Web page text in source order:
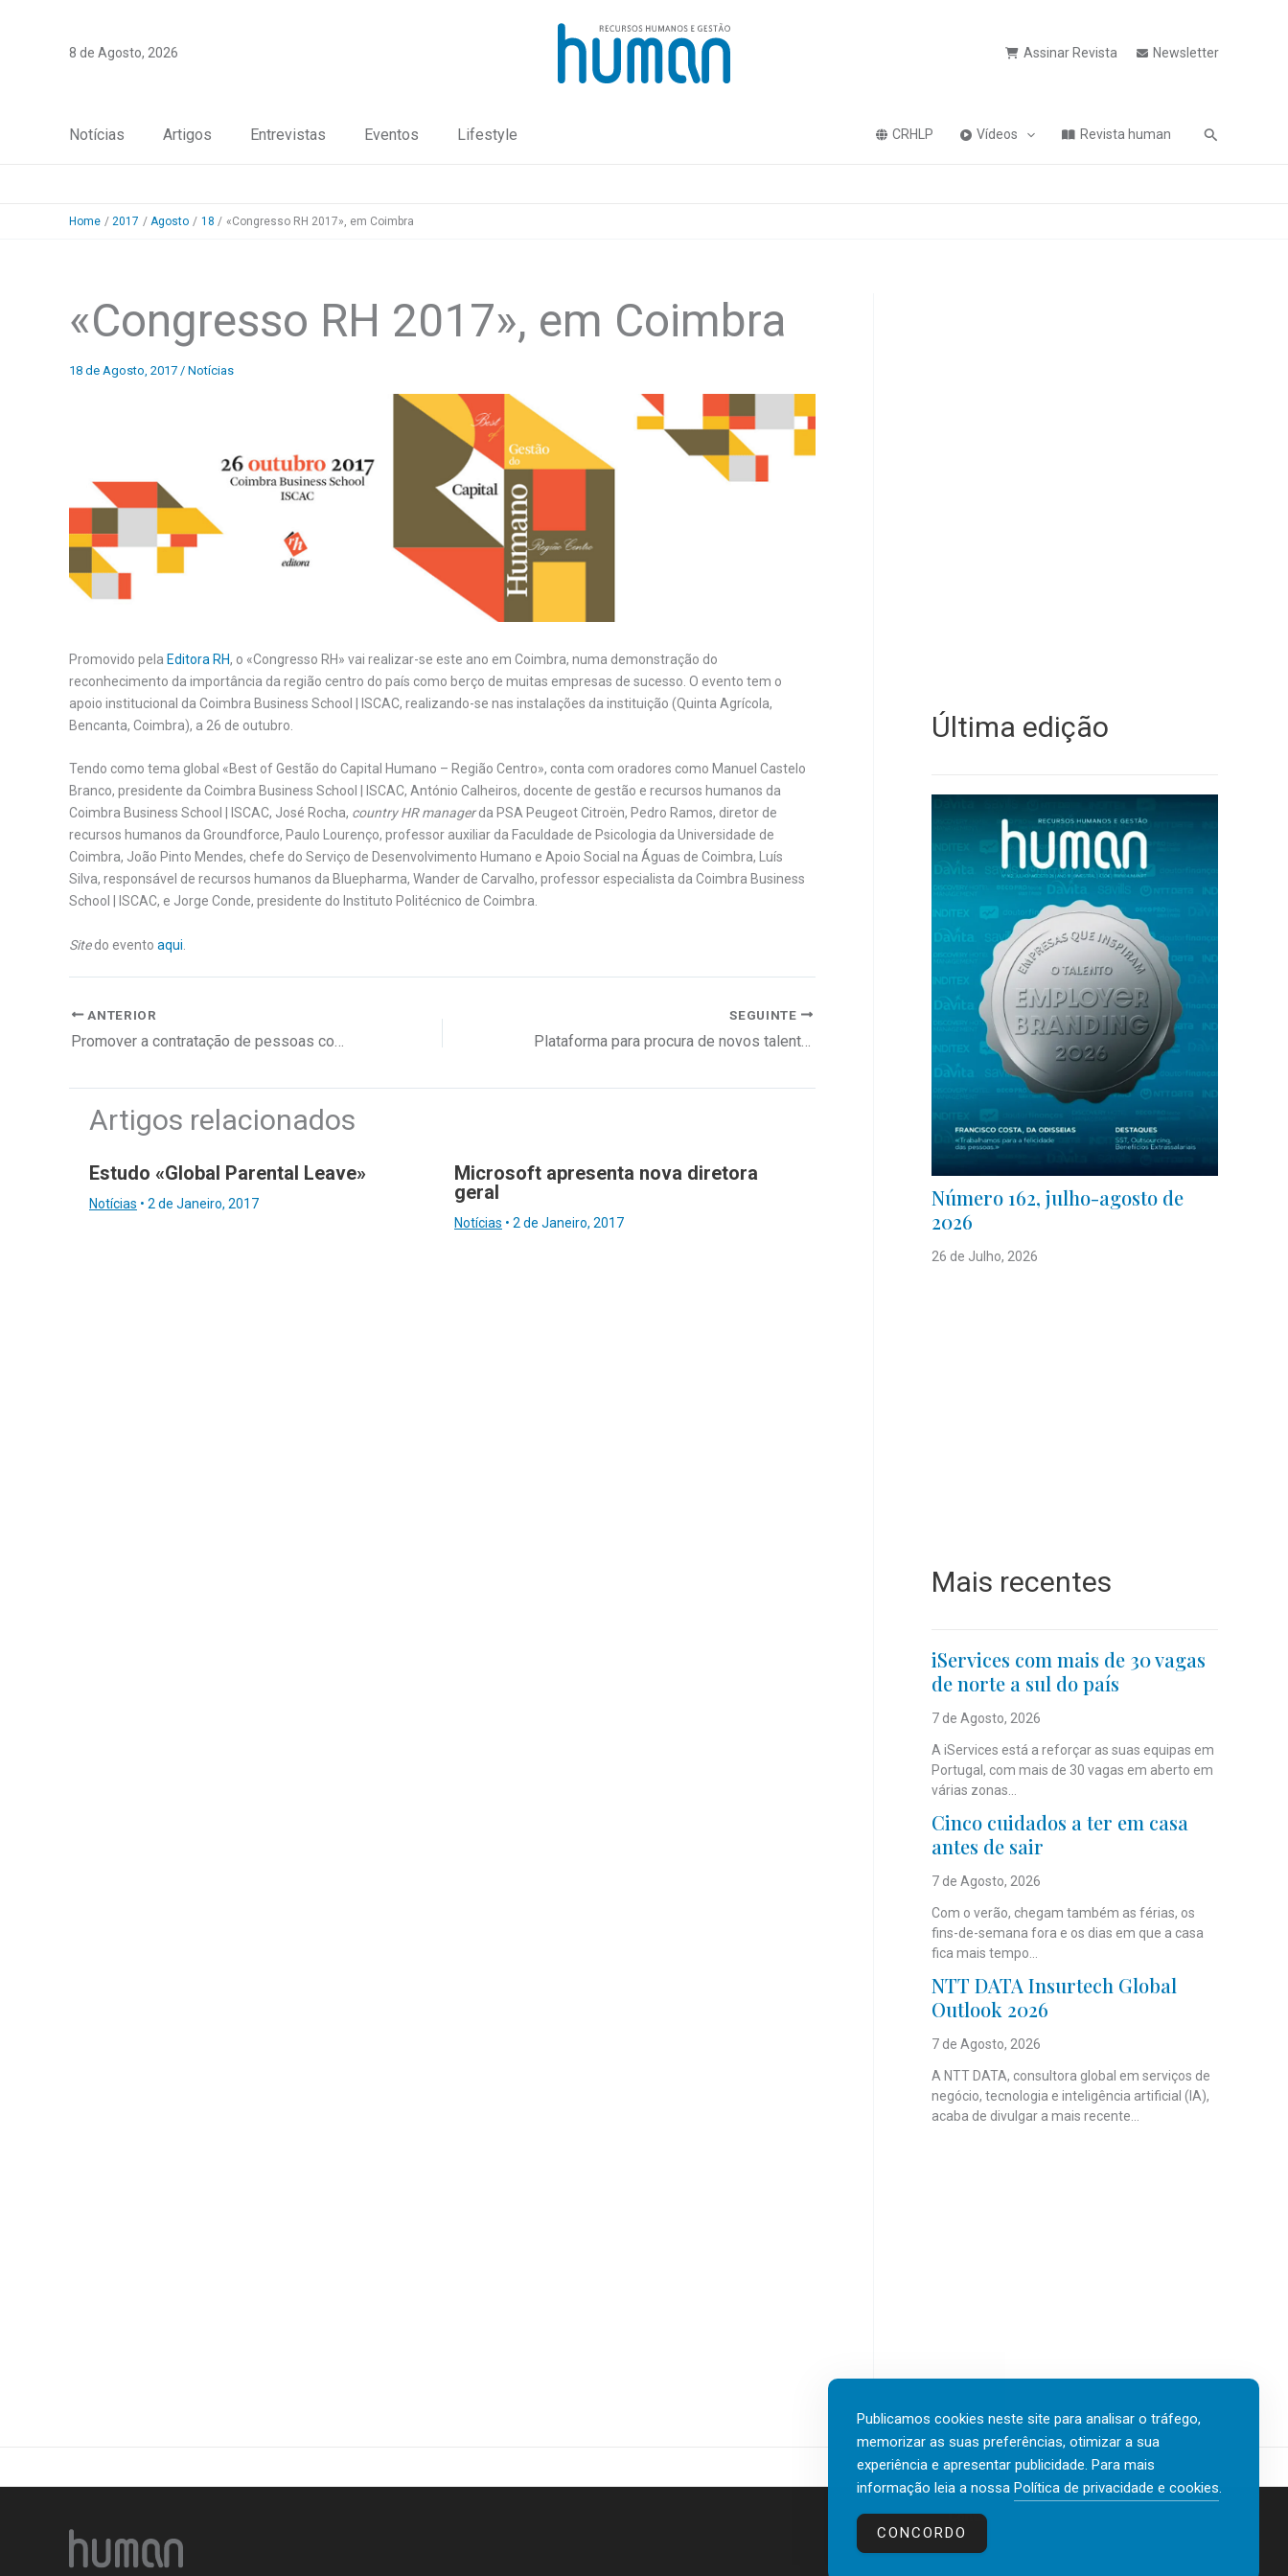
8 de Agosto, 2026 Assinar Revista Newsletter
Notícias Artigos Entrevistas Eventos Lifestyle CRHLP Vídeos Revista human Pesquisa
Home 2017 Agosto 18 «Congresso RH 2017», em Coimbra
«Congresso RH 2017», em Coimbra
18 de Agosto, 2017 / Notícias
Promovido pela Editora RH, o «Congresso RH» vai realizar-se este ano em Coimbra, numa demonstração do
reconhecimento da importância da região centro do país como berço de muitas empresas de sucesso. O evento tem o
apoio institucional da Coimbra Business School | ISCAC, realizando-se nas instalações da instituição (Quinta Agrícola,
Bencanta, Coimbra), a 26 de outubro.
Tendo como tema global «Best of Gestão do Capital Humano – Região Centro», conta com oradores como Manuel Castelo
Branco, presidente da Coimbra Business School | ISCAC, António Calheiros, docente de gestão e recursos humanos da
Coimbra Business School | ISCAC, José Rocha, country HR managerda PSA Peugeot Citroën, Pedro Ramos, diretor de
recursos humanos da Groundforce, Paulo Lourenço, professor auxiliar da Faculdade de Psicologia da Universidade de
Coimbra, João Pinto Mendes, chefe do Serviço de Desenvolvimento Humano e Apoio Social na Águas de Coimbra, Luís
Silva, responsável de recursos humanos da Bluepharma, Wander de Carvalho, professor especialista da Coimbra Business
School | ISCAC, e Jorge Conde, presidente do Instituto Politécnico de Coimbra.
Sitedo evento aqui
ANTERIOR
Promover a contratação de pessoas com deficiência
SEGUINTE
Plataforma para procura de novos talentos
Artigos relacionados
Estudo «Global Parental Leave»
Notícias • 2 de Janeiro, 2017
Microsoft apresenta nova diretora
geral
Notícias • 2 de Janeiro, 2017
Última edição
Número 162, julho-agosto de
2026
26 de Julho, 2026
Mais recentes
iServices com mais de 30 vagas
de norte a sul do país
7 de Agosto, 2026
A iServices está a reforçar as suas equipas em
Portugal, com mais de 30 vagas em aberto em
várias zonas...
Cinco cuidados a ter em casa
antes de sair
7 de Agosto, 2026
Com o verão, chegam também as férias, os
fins-de-semana fora e os dias em que a casa
fica mais tempo...
NTT DATA Insurtech Global
Outlook 2026
7 de Agosto, 2026
A NTT DATA, consultora global em serviços de
negócio, tecnologia e inteligência artificial (IA),
acaba de divulgar a mais recente...
Contactos
Publicamos cookies neste site para analisar o tráfego,
memorizar as suas preferências, otimizar a sua
experiência e apresentar publicidade. Para mais
informação leia a nossa Política de privacidade e cookies.
CONCORDO